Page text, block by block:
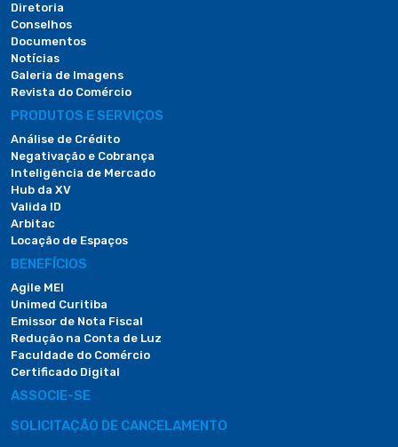
Diretoria
Conselhos
Documentos
Notícias
Galeria de Imagens
Revista do Comércio
PRODUTOS E SERVIÇOS
Análise de Crédito
Negativação e Cobrança
Inteligência de Mercado
Hub da XV
Valida ID
Arbitac
Locação de Espaços
BENEFÍCIOS
Agile MEI
Unimed Curitiba
Emissor de Nota Fiscal
Redução na Conta de Luz
Faculdade do Comércio
Certificado Digital
ASSOCIE-SE
SOLICITAÇÃO DE CANCELAMENTO